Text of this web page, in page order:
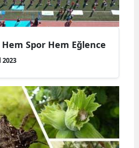
Spor Hem Eğlence
2023